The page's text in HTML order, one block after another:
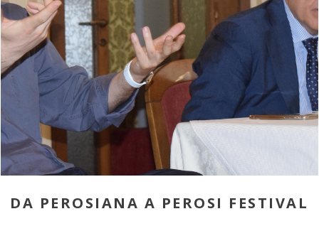
DA PEROSIANA A PEROSI FESTIVAL